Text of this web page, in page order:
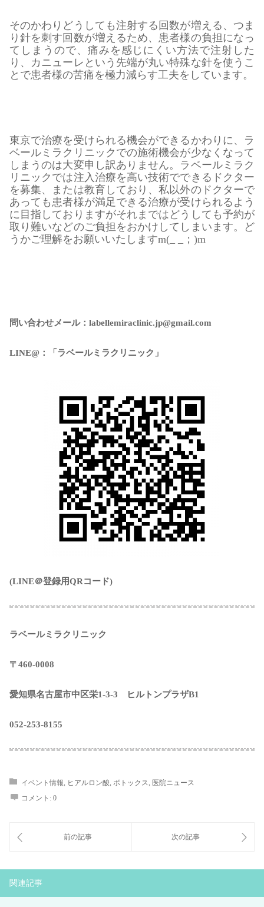
そのかわりどうしても注射する回数が増える、つま
り針を刺す回数が増えるため、患者様の負担になっ
てしまうので、痛みを感じにくい方法で注射した
り、カニューレという先端が丸い特殊な針を使うこ
とで患者様の苦痛を極力減らす工夫をしています。
東京で治療を受けられる機会ができるかわりに、ラ
ベールミラクリニックでの施術機会が少なくなって
しまうのは大変申し訳ありません。ラベールミラク
リニックでは注入治療を高い技術でできるドクター
を募集、または教育しており、私以外のドクターで
あっても患者様が満足できる治療が受けられるよう
に目指しておりますがそれまではどうしても予約が
取り難いなどのご負担をおかけしてしまいます。ど
うかご理解をお願いいたしますm(_ _；)m
問い合わせメール：labellemiraclinic.jp@gmail.com
LINE@：「ラベールミラクリニック」
(LINE＠登録用QRコード)
ラベールミラクリニック
〒460-0008
愛知県名古屋市中区栄1-3-3 ヒルトンプラザB1
052-253-8155
イベント情報, ヒアルロン酸, ボトックス, 医院ニュース
コメント: 0
関連記事